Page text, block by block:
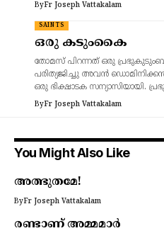
ByFr Joseph Vattakalam
SAINTS
ഒരു കടുംകൈ
തോമസ് പിറന്നത് ഒരു
പരിത്യജിച്ചു അവൻ
ഒരു ഭിക്ഷാടക സന്യാസിയായി.
ByFr Joseph Vattakalam
You Might Also Like
അത്ഭുതമേ!
ByFr Joseph Vattakalam
രണ്ടാണ് അമ്മമാർ